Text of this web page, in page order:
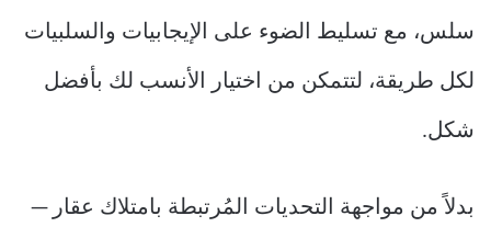
سلس، مع تسليط الضوء على الإيجابيات والسلبيات
لكل طريقة، لتتمكن من اختيار الأنسب لك بأفضل
شكل.
بدلاً من مواجهة التحديات المُرتبطة بامتلاك عقار —